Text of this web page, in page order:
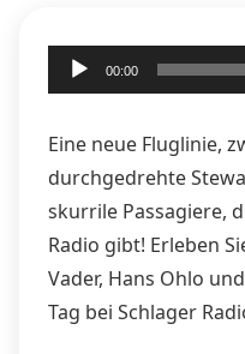
Audio-
Player
00:00
Eine neue Fluglinie,
durchgedrehte
skurrile Passagiere,
Radio gibt! Erleben
Vader, Hans Ohlo
Tag bei Schlager